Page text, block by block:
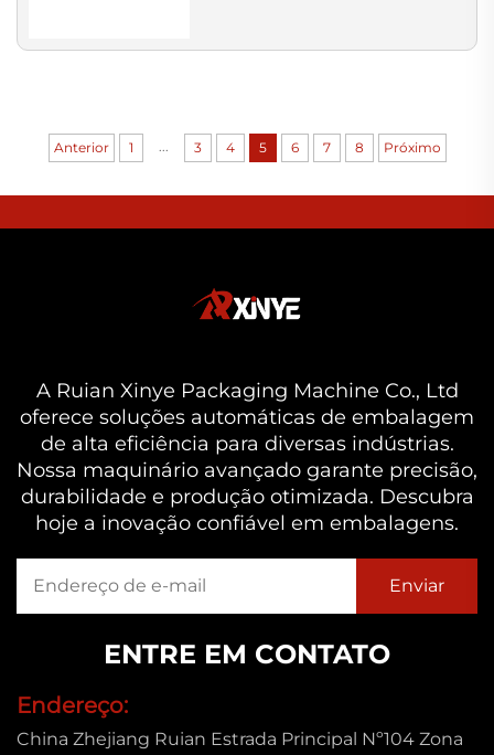
Anterior 1 3 4 5 6 7 8 Próximo
A Ruian Xinye Packaging Machine Co., Ltd
oferece soluções automáticas de embalagem
de alta eficiência para diversas indústrias.
Nossa maquinário avançado garante precisão,
durabilidade e produção otimizada. Descubra
hoje a inovação confiável em embalagens.
ENTRE EM CONTATO
Endereço:
China Zhejiang Ruian Estrada Principal Nº104 Zona